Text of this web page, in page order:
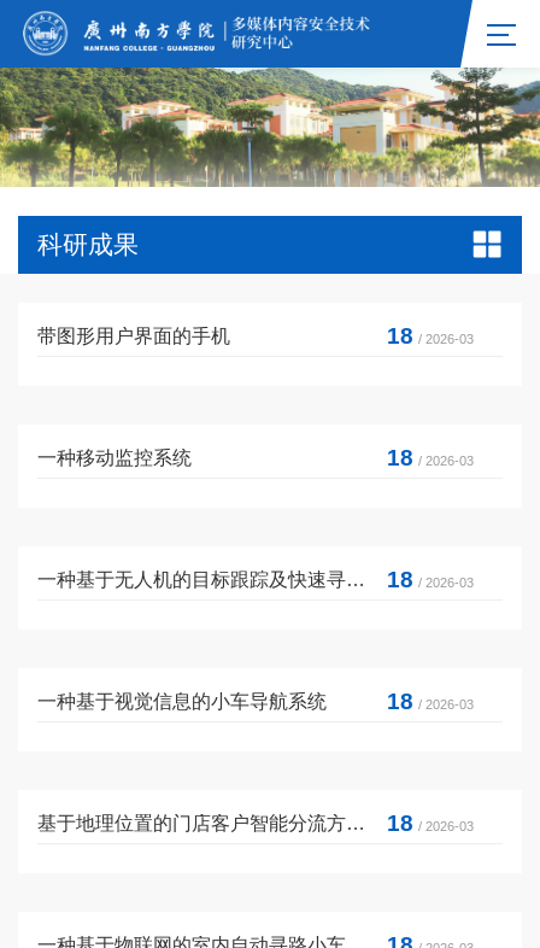
科研成果
带图形用户界面的手机 18 / 2026-03
一种移动监控系统 18 / 2026-03
一种基于无人机的目标跟踪及快速寻找系统 18 / 2026-03
一种基于视觉信息的小车导航系统 18 / 2026-03
基于地理位置的门店客户智能分流方法及系统 18 / 2026-03